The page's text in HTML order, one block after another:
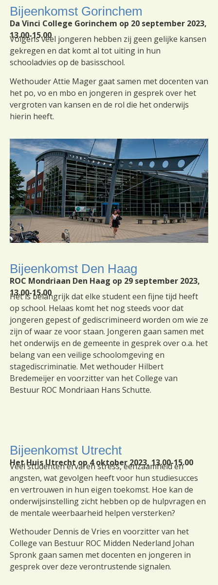
Bijeenkomst Gorinchem
Da Vinci College Gorinchem op 20 september 2023,
13.00-15.00
Volgens veel jongeren hebben zij geen gelijke kansen
gekregen en dat komt al tot uiting in hun
schooladvies op de basisschool.
Wethouder Attie Mager gaat samen met docenten van
het po, vo en mbo en jongeren in gesprek over het
vergroten van kansen en de rol die het onderwijs
hierin heeft.
Bijeenkomst Den Haag
ROC Mondriaan Den Haag op 29 september 2023,
13.00-15.00
Het is belangrijk dat elke student een fijne tijd heeft
op school. Helaas komt het nog steeds voor dat
jongeren gepest of gediscrimineerd worden om wie ze
zijn of waar ze voor staan. Jongeren gaan samen met
het onderwijs en de gemeente in gesprek over o.a. het
belang van een veilige schoolomgeving en
stagediscriminatie. Met wethouder Hilbert
Bredemeijer en voorzitter van het College van
Bestuur ROC Mondriaan Hans Schutte.
Bijeenkomst Utrecht
Het Huis Utrecht op 4 oktober 2023, 13.00-15.00
Veel studenten ervaren stress, eenzaamheid en
angsten, wat gevolgen heeft voor hun studiesucces
en vertrouwen in hun eigen toekomst. Hoe kan de
onderwijsinstelling zicht hebben op de hulpvragen en
de mentale weerbaarheid helpen versterken?
Wethouder Dennis de Vries en voorzitter van het
College van Bestuur ROC Midden Nederland Johan
Spronk gaan samen met docenten en jongeren in
gesprek over deze verontrustende signalen.